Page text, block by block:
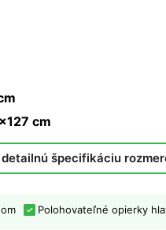
cm
špecifikáciu
Polohovateľné opierky